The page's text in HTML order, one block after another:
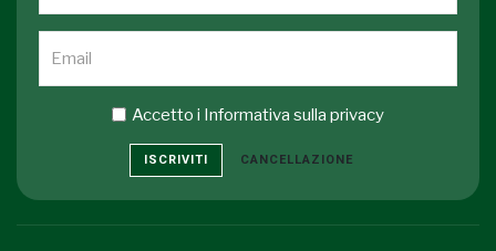
Accetto i Informativa sulla privacy
ISCRIVITI CANCELLAZIONE